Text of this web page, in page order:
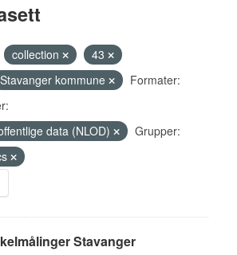
collection
43
Stavanger kommune
Formater:
data (NLOD)
Grupper:
Stavanger